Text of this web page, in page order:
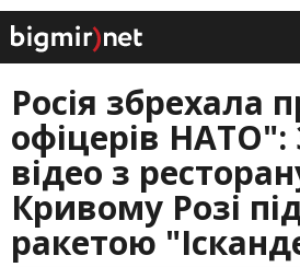
Росія збрехала
офіцерів НАТО":
відео з
Кривому Розі
ракетою